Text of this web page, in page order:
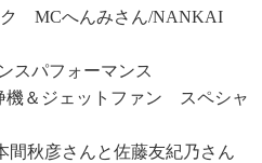
MCへんみさん/NANKAI
スパフォーマンス
機＆ジェットファン スペシャ
秋彦さんと佐藤友紀乃さん